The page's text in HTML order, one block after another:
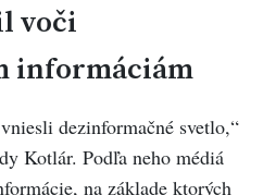
voči
informáciám
dezinformačné svetlo,“
Kotlár. Podľa neho médiá
na základe ktorých